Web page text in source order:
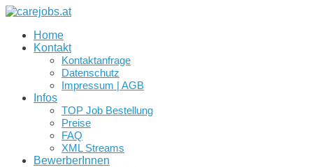
Home
Kontakt
Kontaktanfrage
Datenschutz
Impressum | AGB
Infos
TOP Job Bestellung
Preise
FAQ
XML Streams
BewerberInnen